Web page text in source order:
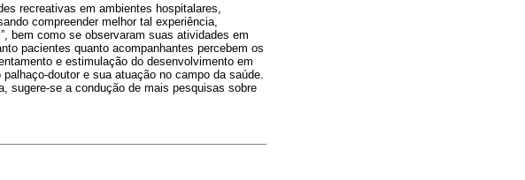
recreativas em ambientes hospitalares,
compreender melhor tal experiência,
bem como se observaram suas atividades em
pacientes quanto acompanhantes percebem os
e estimulação do desenvolvimento em
doutor e sua atuação no campo da saúde.
sugere-se a condução de mais pesquisas sobre